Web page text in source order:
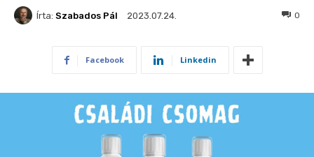
Írta: Szabados Pál 2023.07.24. 0
Facebook Linkedin